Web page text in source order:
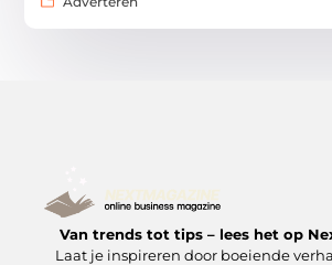
Van trends tot tips – lees het op
Laat je inspireren door boeiende